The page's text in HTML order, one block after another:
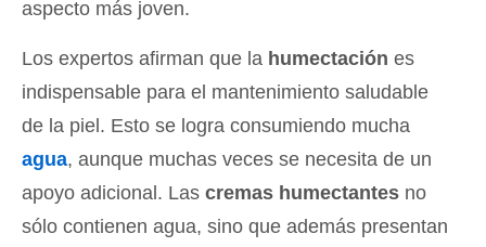
aspecto más joven.
Los expertos afirman que la humectación es
indispensable para el mantenimiento saludable
de la piel. Esto se logra consumiendo mucha
agua, aunque muchas veces se necesita de un
apoyo adicional. Las cremas humectantes no
sólo contienen agua, sino que además presentan